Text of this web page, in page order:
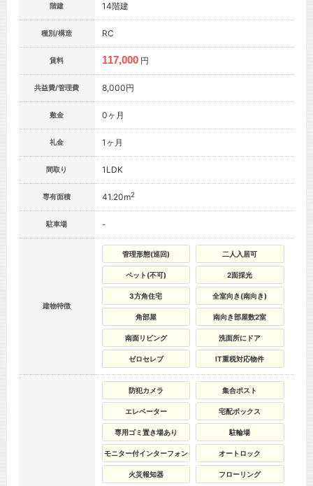
階建 14階建
種別/構造 RC
賃料 117,000 円
共益費/管理費 8,000円
敷金 0ヶ月
礼金 1ヶ月
間取り 1LDK
専有面積 41.20m2
駐車場 -
建物特徴
管理形態(巡回) 二人入居可
ペット(不可) 2面採光
3方角住宅 全室向き(南向き)
角部屋 南向き部屋数2室
南面リビング 洗面所にドア
ゼロセレブ IT重税対応物件
防犯カメラ 集合ポスト
エレベーター 宅配ボックス
専用ゴミ置き場あり 駐輪場
モニター付インターフォン オートロック
火災報知器 フローリング